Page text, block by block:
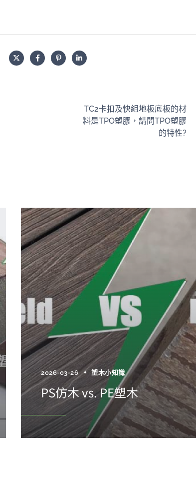
TC2卡扣及快組地板底板的材
料是TPO塑膠，請問TPO塑膠
的特性?
2026-03-26 塑木小知識
PS仿木 vs. PE塑木